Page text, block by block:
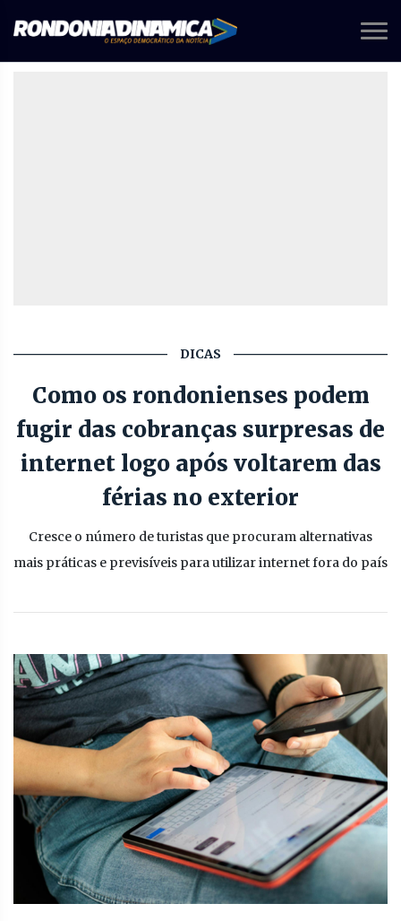
DICAS
Como os rondonienses podem
fugir das cobranças surpresas de
internet logo após voltarem das
férias no exterior
Cresce o número de turistas que procuram alternativas
mais práticas e previsíveis para utilizar internet fora do país